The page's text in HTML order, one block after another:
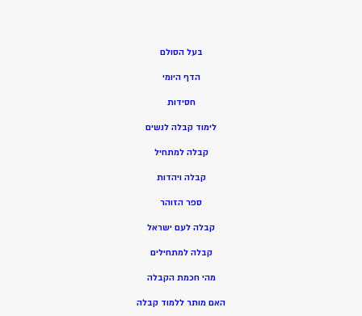
בעל הסולם
הדף היומי
חסידות
לימוד קבלה לנשים
קבלה למתחיל
קבלה ויהדות
ספר הזוהר
קבלה לעם ישראל
קבלה למתחילים
מהי חכמת הקבלה
האם מותר ללמוד קבלה